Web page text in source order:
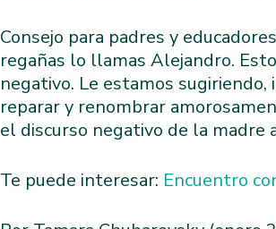
Consejo para padres y
regañas lo llamas Alejandro.
negativo. Le estamos
reparar y renombrar
el discurso negativo de la madre
Te puede interesar: Encuentro